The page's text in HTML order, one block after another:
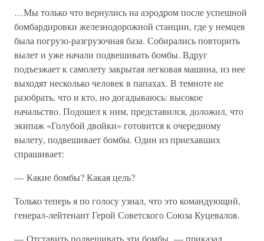
…Мы только что вернулись на аэродром после успешной
бомбардировки железнодорожной станции, где у немцев
была погрузо-разгрузочная база. Собирались повторить
вылет и уже начали подвешивать бомбы. Вдруг
подъезжает к самолету закрытая легковая машина, из нее
выходят несколько человек в папахах. В темноте не
разобрать, что и кто, но догадываюсь: высокое
начальство. Подошел к ним, представился, доложил, что
экипаж «Голубой двойки» готовится к очередному
вылету, подвешивает бомбы. Один из приехавших
спрашивает:
— Какие бомбы? Какая цель?
Только теперь я по голосу узнал, что это командующий,
генерал-лейтенант Герой Советского Союза Куцевалов.
— Отставить подвешивать эти бомбы, — приказал